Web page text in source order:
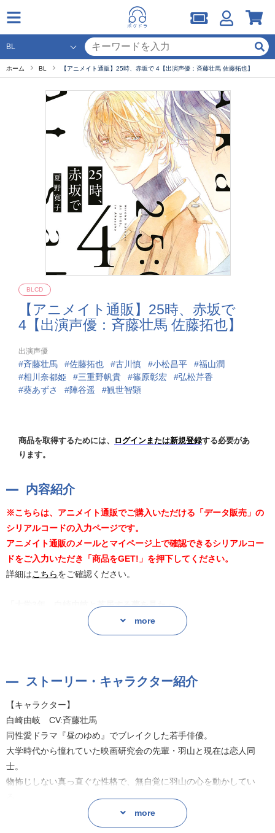
ホーム BL 【アニメイト通販】25時、赤坂で 4【出演声優：斉藤壮馬 佐藤拓也】
【アニメイト通販】25時、赤坂で
4【出演声優：斉藤壮馬 佐藤拓也】
BLCD
出演声優
斉藤壮馬 佐藤拓也 古川慎 小松昌平
福山潤
相川奈都姫
三重野帆貴 篠原彰宏
弘松芹香
葵あずさ
陣谷遥 観世智顕
商品を取得するためには、 ログインまたは新規登録する必要があ
ります。
内容紹介
※こちらは、アニメイト通販でご購入いただける「データ販売」の
シリアルコードの入力ページです。
アニメイト通販のメールとマイページ上で確認できるシリアルコー
ドをご入力いただき「商品をGET!」を押下してください。
詳細はこちらをご確認ください。
「大学3年。白崎由岐と芝居する夢を見た」
超人気俳優×若手俳優
久しぶりの実家が居心地悪い羽山は、ふと白崎との出会いを思い出
――地元大学の映研で羽山が3年生の時、1年生の白崎は入部してき
た。
卒業までに話したのは一度きり。
しかしその間、2人はお互いの演じる姿を見つめ続けていて――。
山瀬&佐久間の意外な一夜を描いた番外編「幕間の2人」も収録の第
more
ストーリー・キャラクター紹介
【キャラクター】
白崎由岐 CV:斉藤壮馬
同性愛ドラマ『昼のゆめ』でブレイクした若手俳優。
大学時代から憧れていた映画研究会の先輩・羽山と現在は恋人同
士。
物怖じしない真っ直ぐな性格で、無自覚に羽山の心を動かしてい
羽山麻水 CV:佐藤拓也
more